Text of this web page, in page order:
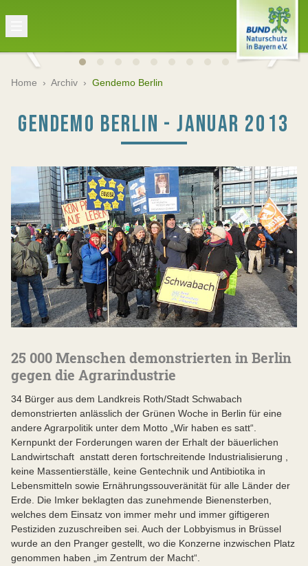
Home › Archiv › Gendemo Berlin
GENDEMO BERLIN - JANUAR 2013
25 000 Menschen demonstrierten in Berlin
gegen die Agrarindustrie
34 Bürger aus dem Landkreis Roth/Stadt Schwabach
demonstrierten anlässlich der Grünen Woche in Berlin für eine
andere Agrarpolitik unter dem Motto „Wir haben es satt“.
Kernpunkt der Forderungen waren der Erhalt der bäuerlichen
Landwirtschaft anstatt deren fortschreitende Industrialisierung ,
keine Massentierställe, keine Gentechnik und Antibiotika in
Lebensmitteln sowie Ernährungssouveränität für alle Länder der
Erde. Die Imker beklagten das zunehmende Bienensterben,
welches dem Einsatz von immer mehr und immer giftigeren
Pestiziden zuzuschreiben sei. Auch der Lobbyismus in Brüssel
wurde an den Pranger gestellt, wo die Konzerne inzwischen Platz
genommen haben „im Zentrum der Macht“.